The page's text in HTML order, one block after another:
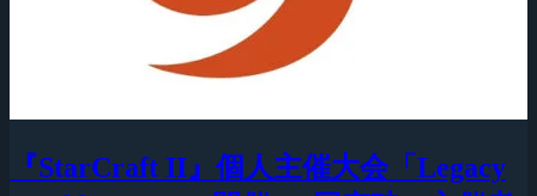
『StarCraft II』個人主催大会「Legacy